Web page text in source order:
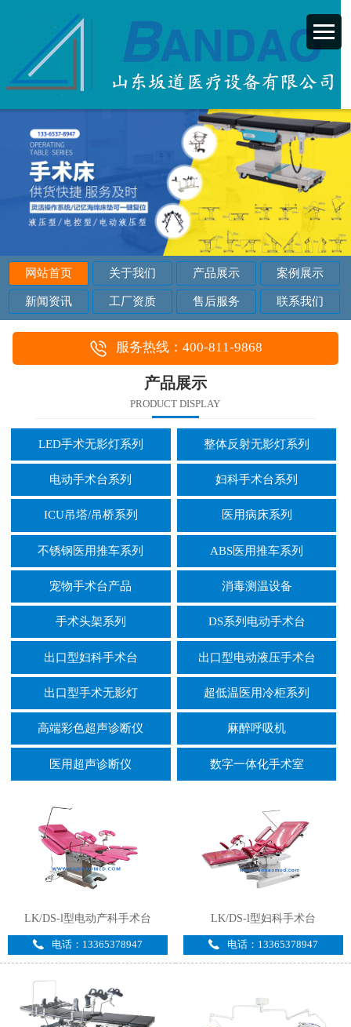
网站首页 关于我们 产品展示 案例展示
新闻资讯 工厂资质 售后服务 联系我们
服务热线：400-811-9868
产品展示
PRODUCT DISPLAY
LED手术无影灯系列 整体反射无影灯系列
电动手术台系列 妇科手术台系列
ICU吊塔/吊桥系列 医用病床系列
不锈钢医用推车系列 ABS医用推车系列
宠物手术台产品 消毒测温设备
手术头架系列 DS系列电动手术台
出口型妇科手术台 出口型电动液压手术台
出口型手术无影灯 超低温医用冷柜系列
高端彩色超声诊断仪 麻醉呼吸机
医用超声诊断仪 数字一体化手术室
LK/DS-l型电动产科手术台
电话：13365378947
LK/DS-l型妇科手术台
电话：13365378947